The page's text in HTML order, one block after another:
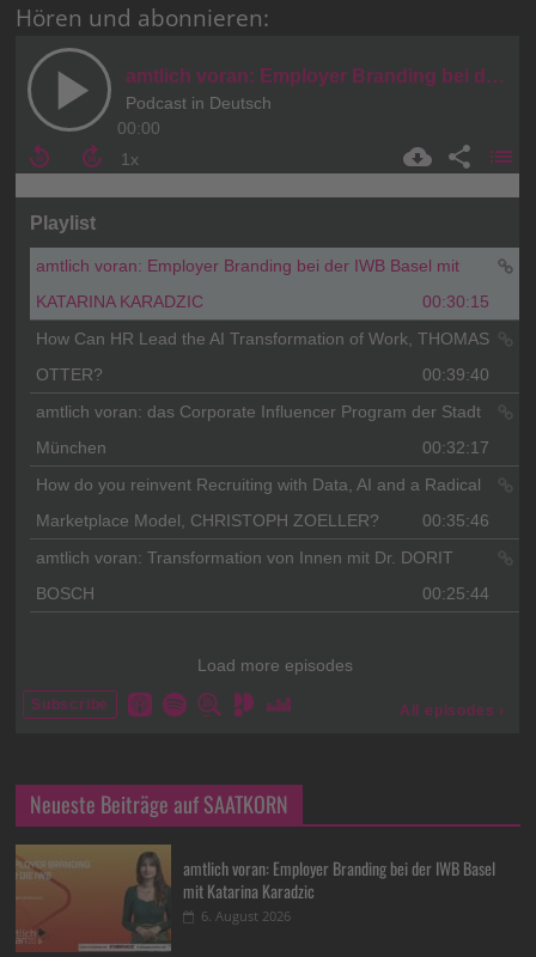
Hören und abonnieren:
Neueste Beiträge auf SAATKORN
amtlich voran: Employer Branding bei der IWB Basel
mit Katarina Karadzic
6. August 2026